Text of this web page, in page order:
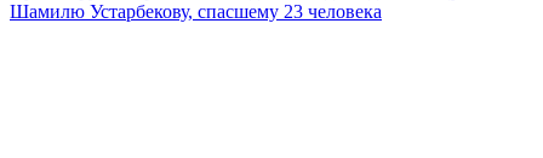
Шамилю Устарбекову, спасшему 23 человека